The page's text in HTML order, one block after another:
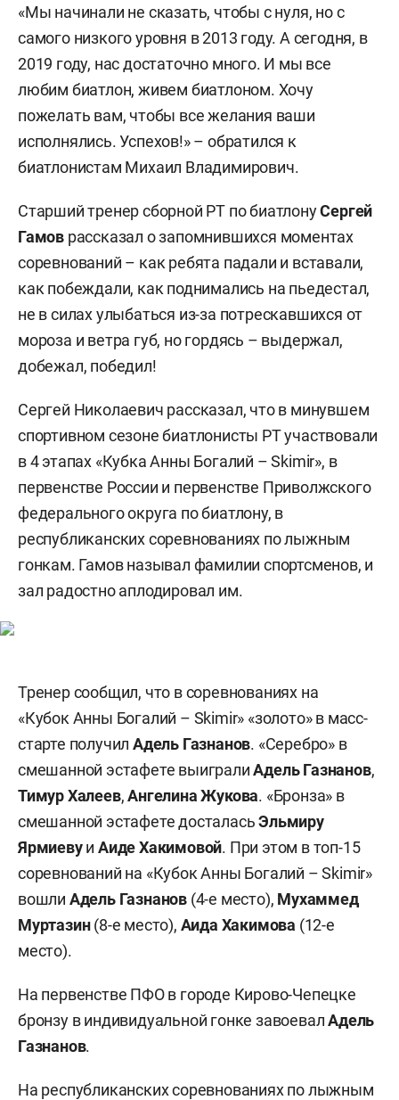
«Мы начинали не сказать, чтобы с нуля, но с
самого низкого уровня в 2013 году. А сегодня, в
2019 году, нас достаточно много. И мы все
любим биатлон, живем биатлоном. Хочу
пожелать вам, чтобы все желания ваши
исполнялись. Успехов!» – обратился к
биатлонистам Михаил Владимирович.
Старший тренер сборной РТ по биатлонуСергей
Гамов рассказал о запомнившихся моментах
соревнований – как ребята падали и вставали,
как побеждали, как поднимались на пьедестал,
не в силах улыбаться из-за потрескавшихся от
мороза и ветра губ, но гордясь – выдержал,
добежал, победил!
Сергей Николаевич рассказал, что в минувшем
спортивном сезоне биатлонисты РТ участвовали
в 4 этапах «Кубка Анны Богалий – Skimir», в
первенстве России и первенстве Приволжского
федерального округа по биатлону, в
республиканских соревнованиях по лыжным
гонкам. Гамов называл фамилии спортсменов, и
зал радостно аплодировал им.
Тренер сообщил, что в соревнованиях на
«Кубок Анны Богалий – Skimir» «золото» в масс-
старте получилАдель Газнанов. «Серебро» в
смешанной эстафете выигралиАдель Газнанов,
Тимур Халеев,Ангелина Жукова. «Бронза» в
смешанной эстафете досталасьЭльмиру
ЯрмиевуиАиде Хакимовой. При этом в топ-15
соревнований на «Кубок Анны Богалий – Skimir»
вошли Адель Газнанов (4-е место), Мухаммед
Муртазин(8-е место), Аида Хакимова (12-е
место).
На первенстве ПФО в городе Кирово-Чепецке
бронзу в индивидуальной гонке завоевалАдель
Газнанов.
На республиканских соревнованиях по лыжным